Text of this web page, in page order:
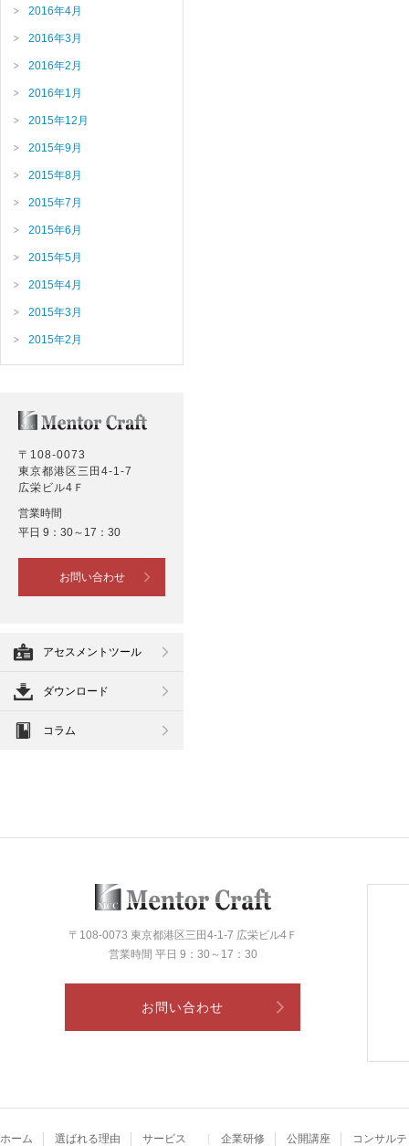
2016年4月
2016年3月
2016年2月
2016年1月
2015年12月
2015年9月
2015年8月
2015年7月
2015年6月
2015年5月
2015年4月
2015年3月
2015年2月
〒108-0073
東京都港区三田4-1-7
広栄ビル4Ｆ
営業時間
平日 9：30～17：30
お問い合わせ
アセスメントツール
ダウンロード
コラム
〒108-0073 東京都港区三田4-1-7 広栄ビル4Ｆ
営業時間 平日 9：30～17：30
お問い合わせ
ホーム 選ばれる理由 サービス 企業研修 公開講座 コンサル